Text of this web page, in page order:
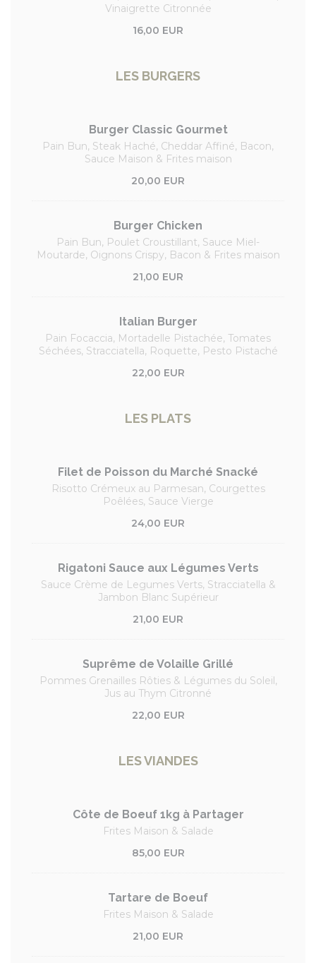
Vinaigrette Citronnée
16,00 EUR
LES BURGERS
Burger Classic Gourmet
Pain Bun, Steak Haché, Cheddar Affiné, Bacon,
Sauce Maison & Frites maison
20,00 EUR
Burger Chicken
Pain Bun, Poulet Croustillant, Sauce Miel-
Moutarde, Oignons Crispy, Bacon & Frites maison
21,00 EUR
Italian Burger
Pain Focaccia, Mortadelle Pistachée, Tomates
Séchées, Stracciatella, Roquette, Pesto Pistaché
22,00 EUR
LES PLATS
Filet de Poisson du Marché Snacké
Risotto Crémeux au Parmesan, Courgettes
Poêlées, Sauce Vierge
24,00 EUR
Rigatoni Sauce aux Légumes Verts
Sauce Crème de Legumes Verts, Stracciatella &
Jambon Blanc Supérieur
21,00 EUR
Suprême de Volaille Grillé
Pommes Grenailles Rôties & Légumes du Soleil,
Jus au Thym Citronné
22,00 EUR
LES VIANDES
Côte de Boeuf 1kg à Partager
Frites Maison & Salade
85,00 EUR
Tartare de Boeuf
Frites Maison & Salade
21,00 EUR